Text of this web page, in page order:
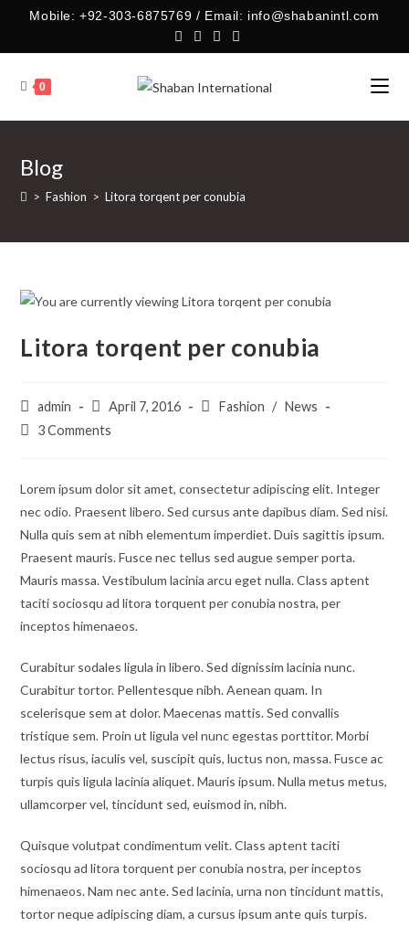
content
Mobile: +92-303-6875769 / Email: info@shabanintl.com
0
Blog
> Fashion > Litora torqent per conubia
Litora torqent per conubia
Post
author:
admin
Post
published:
April 7, 2016
PostFashion / News
Post3 Comments
Lorem ipsum dolor sit amet, consectetur adipiscing elit. Integer
nec odio. Praesent libero. Sed cursus ante dapibus diam. Sed nisi.
Nulla quis sem at nibh elementum imperdiet. Duis sagittis ipsum.
Praesent mauris. Fusce nec tellus sed augue semper porta.
Mauris massa. Vestibulum lacinia arcu eget nulla. Class aptent
taciti sociosqu ad litora torquent per conubia nostra, per
inceptos himenaeos.
Curabitur sodales ligula in libero. Sed dignissim lacinia nunc.
Curabitur tortor. Pellentesque nibh. Aenean quam. In
scelerisque sem at dolor. Maecenas mattis. Sed convallis
tristique sem. Proin ut ligula vel nunc egestas porttitor. Morbi
lectus risus, iaculis vel, suscipit quis, luctus non, massa. Fusce ac
turpis quis ligula lacinia aliquet. Mauris ipsum. Nulla metus metus,
ullamcorper vel, tincidunt sed, euismod in, nibh.
Quisque volutpat condimentum velit. Class aptent taciti
sociosqu ad litora torquent per conubia nostra, per inceptos
himenaeos. Nam nec ante. Sed lacinia, urna non tincidunt mattis,
tortor neque adipiscing diam, a cursus ipsum ante quis turpis.